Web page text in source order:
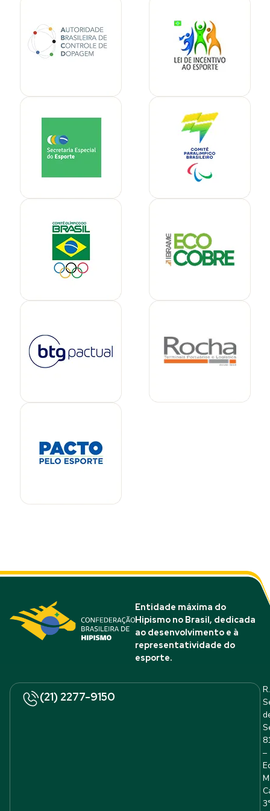
Entidade máxima do
Hipismo no Brasil, dedicada
ao desenvolvimento e à
representatividade do
esporte.
(21) 2277-9150
R.
–